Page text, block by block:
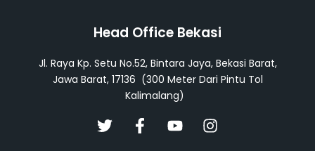
Head Office Bekasi
Jl. Raya Kp. Setu No.52, Bintara Jaya, Bekasi Barat,
Jawa Barat, 17136 (300 Meter Dari Pintu Tol
Kalimalang)
T
F
Y
I